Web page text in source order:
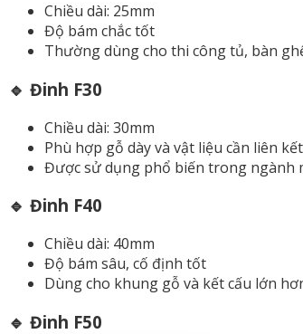
Chiều dài: 25mm
Độ bám chắc tốt
Thường dùng cho thi công tủ, bàn
🔹 Đinh F30
Chiều dài: 30mm
Phù hợp gỗ dày và vật liệu cần liên
Được sử dụng phổ biến trong ngành
🔹 Đinh F40
Chiều dài: 40mm
Độ bám sâu, cố định tốt
Dùng cho khung gỗ và kết cấu lớn
🔹 Đinh F50